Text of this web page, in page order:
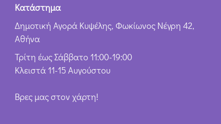
Κατάστημα
Δημοτική Αγορά Κυψέλης, Φωκίωνος Νέγρη 42,
Αθήνα
Τρίτη έως Σάββατο 11:00-19:00
Κλειστά 11-15 Αυγούστου
Βρες μας στον χάρτη!